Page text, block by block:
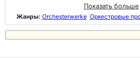
Показать больше
Жанры: Orchesterwerke Оркестровые